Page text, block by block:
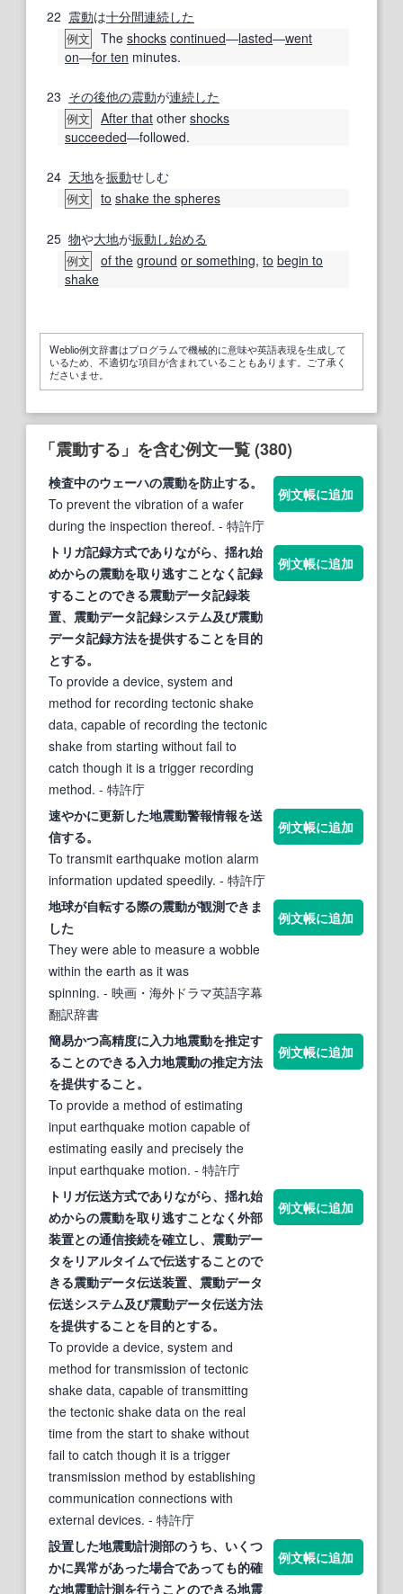
22 震動は十分間連続した
例文 The shocks continued―lasted―went
on―for ten minutes.
23 その後他の震動が連続した
例文 After that other shocks
succeeded―followed.
24 天地を振動せしむ
例文 to shake the spheres
25 物や大地が振動 し始める
例文 of the ground or something, to begin to
shake
Weblio例文辞書はプログラムで機械的に意味や英語表現を生成して
いるため、不適切な項目が含まれていることもあります。ご了承く
ださいませ。
「震動する」を含む例文一覧 (380)
検査中のウェーハの震動を防止する。
To prevent the vibration of a wafer
during the inspection thereof. - 特許庁
例文帳に追加
トリガ記録方式でありながら、揺れ始
めからの震動を取り逃すことなく記録
することのできる震動データ記録装
置、 震動データ記録システム及び震動
データ記録方法を提供することを目的
とする。
To provide a device, system and
method for recording tectonic shake
data, capable of recording the tectonic
shake from starting without fail to
catch though it is a trigger recording
method. - 特許庁
例文帳に追加
速やかに更新した地震動警報情報を送
信する。
To transmit earthquake motion alarm
information updated speedily. - 特許庁
例文帳に追加
地球が自転する際の震動が観測できま
した
They were able to measure a wobble
within the earth as it was
spinning. - 映画・海外ドラマ英語字幕
翻訳辞書
例文帳に追加
簡易かつ高精度に入力地震動を推定す
ることのできる入力地震動の推定方法
を提供すること。
To provide a method of estimating
input earthquake motion capable of
estimating easily and precisely the
input earthquake motion. - 特許庁
例文帳に追加
トリガ伝送方式でありながら、揺れ始
めからの震動を取り逃すことなく外部
装置との通信接続を確立し、 震動デー
タをリアルタイムで伝送することので
きる震動データ伝送装置、 震動データ
伝送システム及び震動データ伝送方法
を提供することを目的とする。
To provide a device, system and
method for transmission of tectonic
shake data, capable of transmitting
the tectonic shake data on the real
time from the start to shake without
fail to catch though it is a trigger
transmission method by establishing
communication connections with
external devices. - 特許庁
例文帳に追加
設置した地震動計測部のうち、いくつ
かに異常があった場合であっても的確
な地震動計測を行うことのできる地震
例文帳に追加